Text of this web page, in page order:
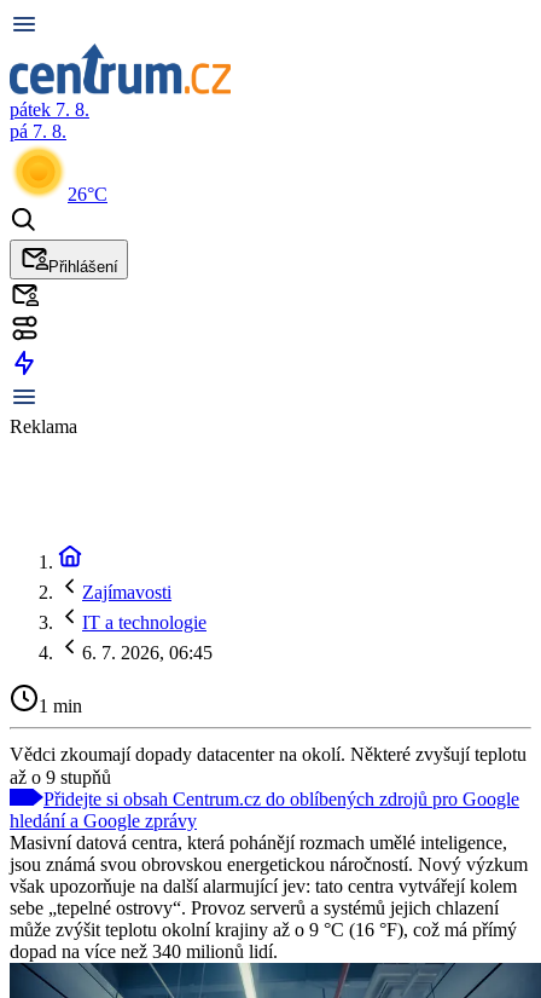
pátek 7. 8.
pá 7. 8.
26°C
Přihlášení
Reklama
Zajímavosti
IT a technologie
6. 7. 2026, 06:45
1 min
Vědci zkoumají dopady datacenter na okolí. Některé zvyšují teplotu
až o 9 stupňů
Přidejte si obsah Centrum.cz do oblíbených zdrojů pro Google
hledání a Google zprávy
Masivní datová centra, která pohánějí rozmach umělé inteligence,
jsou známá svou obrovskou energetickou náročností. Nový výzkum
však upozorňuje na další alarmující jev: tato centra vytvářejí kolem
sebe „tepelné ostrovy“. Provoz serverů a systémů jejich chlazení
může zvýšit teplotu okolní krajiny až o 9 °C (16 °F), což má přímý
dopad na více než 340 milionů lidí.